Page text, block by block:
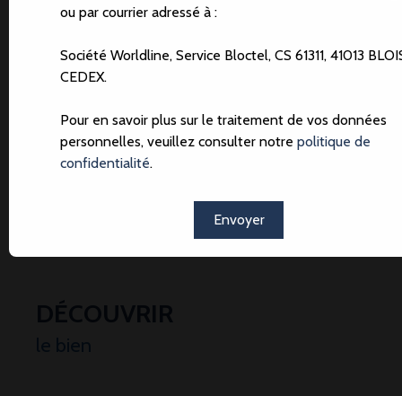
Appartement
Amiens 80000
Appartement à vendre, 2 pièces - Amiens 80000
ou par courrier adressé à :
Société Worldline, Service Bloctel, CS 61311, 41013
CEDEX.
Pour en savoir plus sur le traitement de vos données
personnelles, veuillez consulter notre politique de
confidentialité.
Envoyer